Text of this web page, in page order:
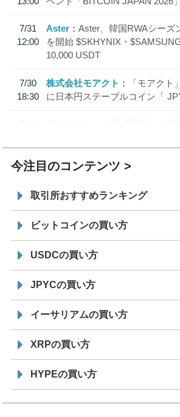
7/31
12:00
Aster
Aster、韓国RWAシーズ
を開始 $SKHYNIX・
10,000 USDT
7/30
18:30
株式会社モアクト
「モアクト
に日本円ステーブルコイン「
7/29
SBI VCトレード株式会社
信
今注目のコンテンツ
取引所おすすめランキング
ビットコインの買い方
USDCの買い方
JPYCの買い方
イーサリアムの買い方
XRPの買い方
HYPEの買い方